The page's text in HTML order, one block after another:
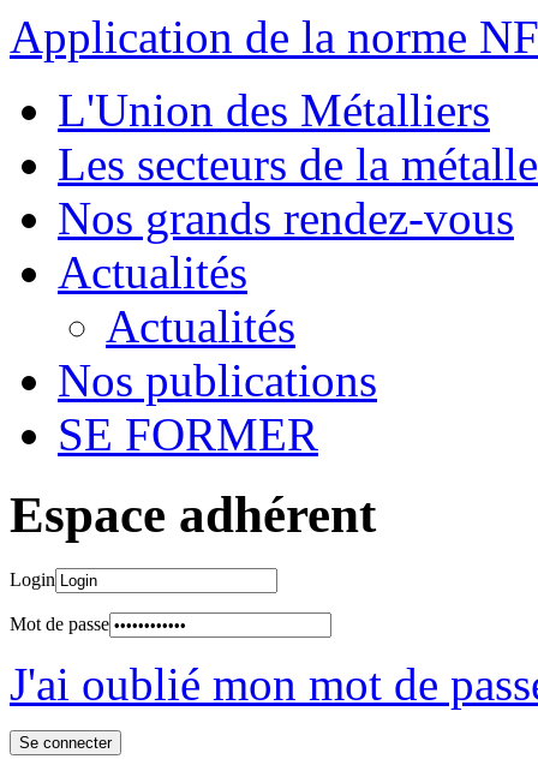
Application de la norme
L'Union des Métalliers
Les secteurs de la
Nos grands rendez-vous
Actualités
Actualités
Nos publications
SE FORMER
Espace adhérent
Login
Mot de passe
J'ai oublié mon mot de